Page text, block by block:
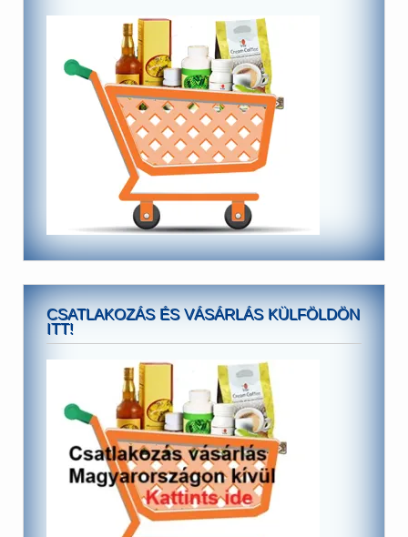
CSATLAKOZÁS ÉS VÁSÁRLÁS KÜLFÖLDÖN
ITT!